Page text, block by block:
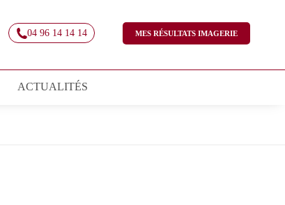
04 96 14 14 14 MES RÉSULTATS IMAGERIE
ACTUALITÉS